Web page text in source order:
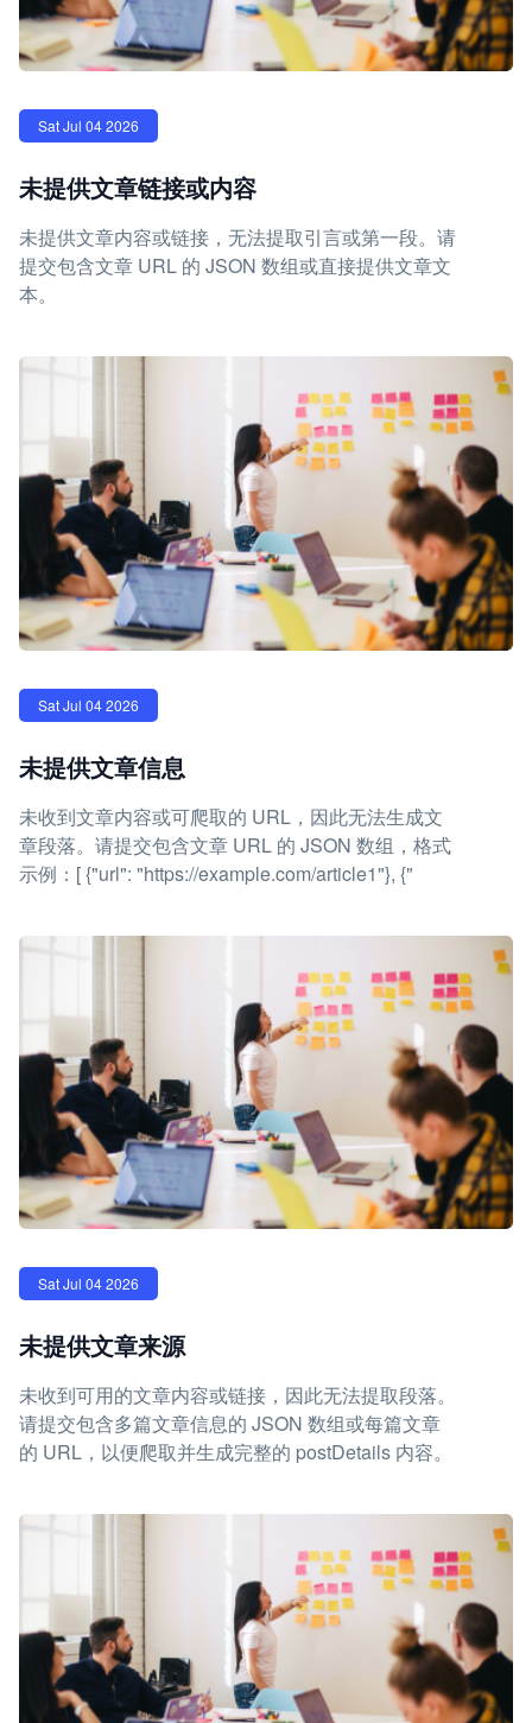
Sat Jul 04 2026
未提供文章链接或内容
未提供文章内容或链接，无法提取引言或第一段。请
提交包含文章 URL 的 JSON 数组或直接提供文章文
本。
Sat Jul 04 2026
未提供文章信息
未收到文章内容或可爬取的 URL，因此无法生成文
章段落。请提交包含文章 URL 的 JSON 数组，格式
示例：[ {"url": "https://example.com/article1"}, {"
Sat Jul 04 2026
未提供文章来源
未收到可用的文章内容或链接，因此无法提取段落。
请提交包含多篇文章信息的 JSON 数组或每篇文章
的 URL，以便爬取并生成完整的 postDetails 内容。